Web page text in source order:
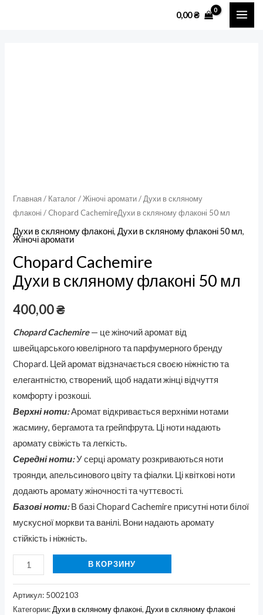
0,00₴
Главная / Каталог/Жіночі аромати/ Духи в скляному
флаконі / Chopard CachemireДухи в скляному флаконі 50 мл
Духи в скляному флаконі,Духи в скляному флаконі 50 мл,
Жіночі аромати
Chopard Cachemire
Духи в скляному флаконі 50 мл
400,00₴
Chopard Cachemire— це жіночий аромат від
швейцарського ювелірного та парфумерного бренду
Chopard. Цей аромат відзначається своєю ніжністю та
елегантністю, створений, щоб надати жінці відчуття
комфорту і розкоші.
Верхні ноти:Аромат відкривається верхніми нотами
жасмину, бергамота та грейпфрута. Ці ноти надають
аромату свіжість та легкість.
Середні ноти:У серці аромату розкриваються ноти
троянди, апельсинового цвіту та фіалки. Ці квіткові ноти
додають аромату жіночності та чуттєвості.
Базові ноти:В базі Chopard Cachemire присутні ноти білої
мускусної моркви та ванілі. Вони надають аромату
стійкість і ніжність.
В КОРЗИНУ
Артикул: 5002103
Категории:Духи в скляному флаконі,Духи в скляному флаконі